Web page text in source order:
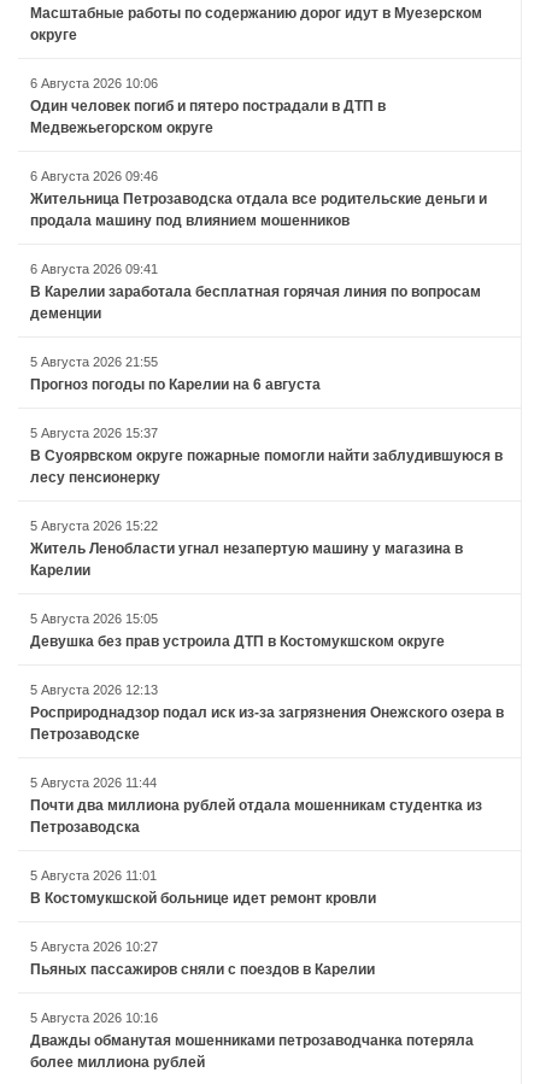
Масштабные работы по содержанию дорог идут в Муезерском
округе
6 Августа 2026 10:06
Один человек погиб и пятеро пострадали в ДТП в
Медвежьегорском округе
6 Августа 2026 09:46
Жительница Петрозаводска отдала все родительские деньги и
продала машину под влиянием мошенников
6 Августа 2026 09:41
В Карелии заработала бесплатная горячая линия по вопросам
деменции
5 Августа 2026 21:55
Прогноз погоды по Карелии на 6 августа
5 Августа 2026 15:37
В Суоярвском округе пожарные помогли найти заблудившуюся в
лесу пенсионерку
5 Августа 2026 15:22
Житель Ленобласти угнал незапертую машину у магазина в
Карелии
5 Августа 2026 15:05
Девушка без прав устроила ДТП в Костомукшском округе
5 Августа 2026 12:13
Росприроднадзор подал иск из-за загрязнения Онежского озера в
Петрозаводске
5 Августа 2026 11:44
Почти два миллиона рублей отдала мошенникам студентка из
Петрозаводска
5 Августа 2026 11:01
В Костомукшской больнице идет ремонт кровли
5 Августа 2026 10:27
Пьяных пассажиров сняли с поездов в Карелии
5 Августа 2026 10:16
Дважды обманутая мошенниками петрозаводчанка потеряла
более миллиона рублей